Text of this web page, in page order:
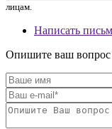
лицам.
Написать
Опишите ваш вопрос